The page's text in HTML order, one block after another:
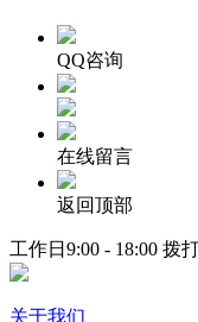
QQ咨询
在线留言
返回顶部
工作日9:00 - 18:00 拨
关于我们